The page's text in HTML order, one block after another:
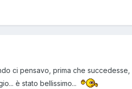
ci pensavo, prima che
è stato bellissimo...